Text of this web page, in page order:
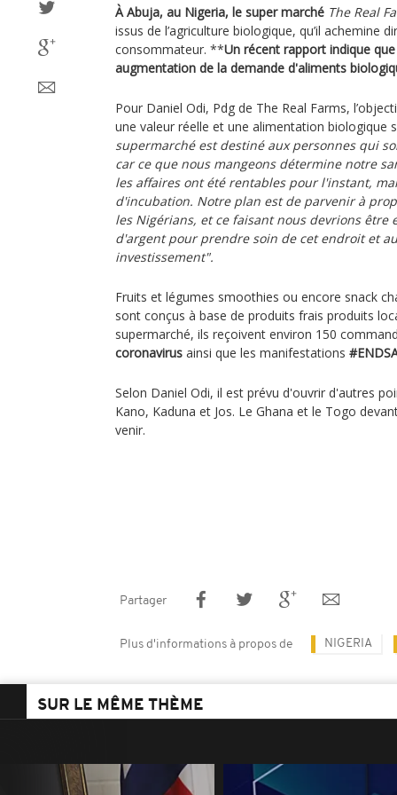
À Abuja, au Nigeria, le super marché The Real
issus de l’agriculture biologique, qu’il achemine
consommateur. **Un récent rapport indique
augmentation de la demande d'aliments
Pour Daniel Odi, Pdg de The Real Farms,
une valeur réelle et une alimentation biologique
supermarché est destiné aux personnes qui
car ce que nous mangeons détermine notre
les affaires ont été rentables pour l'instant,
d'incubation. Notre plan est de parvenir à
les Nigérians, et ce faisant nous devrions être
d'argent pour prendre soin de cet endroit et
investissement".
Fruits et légumes smoothies ou encore snack
sont conçus à base de produits frais produits
supermarché, ils reçoivent environ 150
coronavirus ainsi que les manifestations
Selon Daniel Odi, il est prévu d'ouvrir d'autres
Kano, Kaduna et Jos. Le Ghana et le Togo
venir.
Partager
Plus d'informations à propos de NIGERIA
SUR LE MÊME THÈME